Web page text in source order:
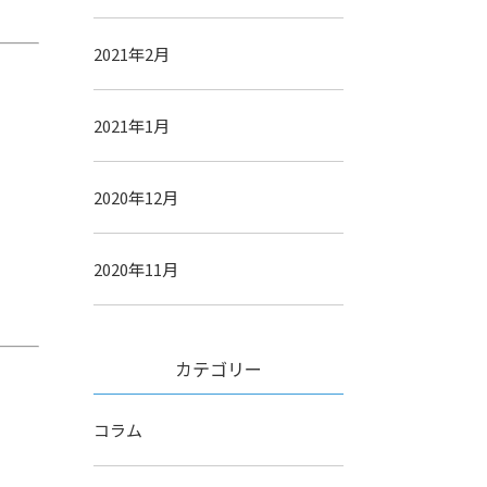
2021年2月
2021年1月
2020年12月
2020年11月
カテゴリー
コラム